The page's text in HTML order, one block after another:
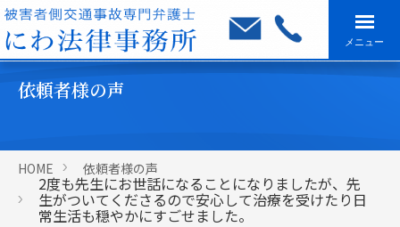
メニュー
依頼者様の声
HOME 依頼者様の声
2度も先生にお世話になることになりましたが、先
生がついてくださるので安心して治療を受けたり日
常生活も穏やかにすごせました。